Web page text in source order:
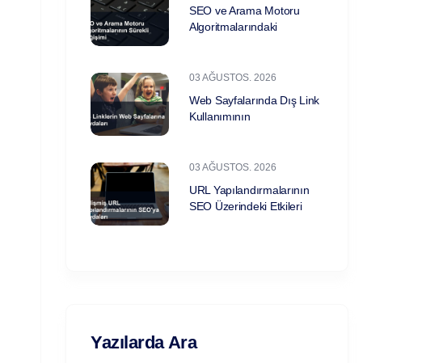
SEO ve Arama Motoru
Algoritmalarındaki
03 AĞUSTOS. 2026
Web Sayfalarında Dış Link
Kullanımının
03 AĞUSTOS. 2026
URL Yapılandırmalarının
SEO Üzerindeki Etkileri
Yazılarda Ara